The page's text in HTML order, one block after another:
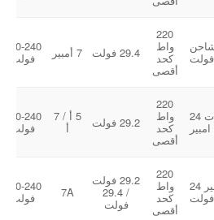
220
واط
كحد
أقصى
29.4 فولت 7 أمبير 100-240
فولت
شاحن بطارية منظف الارضيات 24
220
واط
كحد
أقصى
29.2 فولت 5 أ / 7
أ
100-240
فولت
شواحن بطاريات روبوت التطهير 24
فولت
220
واط
كحد
أقصى
29.2 فولت
/ 29.4
فولت
7A
100-240
فولت